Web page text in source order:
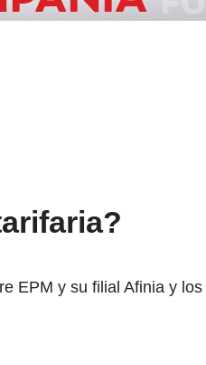
EPM y su filial Afinia y